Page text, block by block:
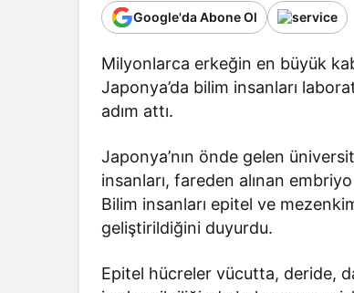
Google'da Abone Ol
Milyonlarca erkeğin en büyük
Japonya’da bilim insanları
adım attı.
Japonya’nın önde gelen
insanları, fareden alınan
Bilim insanları epitel ve
geliştirildiğini duyurdu.
Epitel hücreler vücutta, deride,